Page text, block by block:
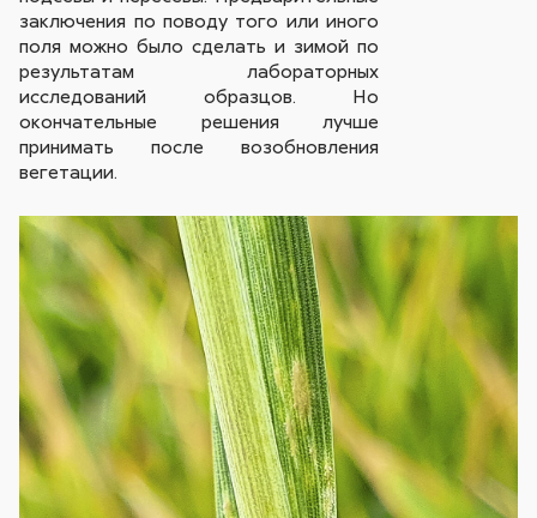
заключения по поводу того или иного
поля можно было сделать и зимой по
результатам лабораторных
исследований образцов. Но
окончательные решения лучше
принимать после возобновления
вегетации.